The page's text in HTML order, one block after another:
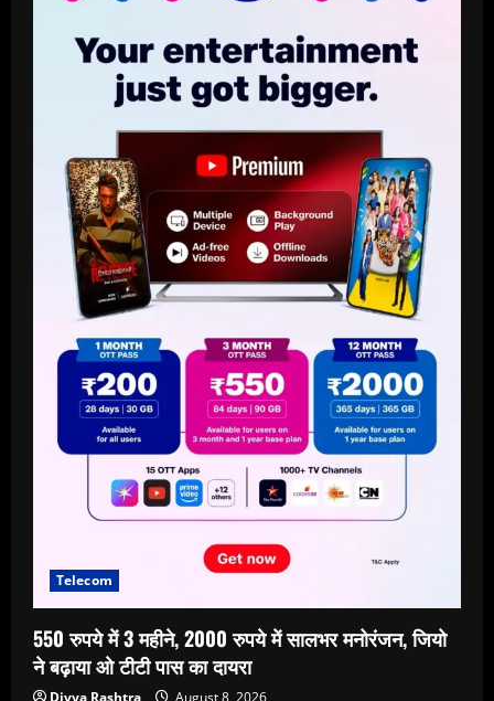
Telecom
550 रुपये में 3 महीने, 2000 रुपये में सालभर मनोरंजन, जियो
ने बढ़ाया ओ टीटी पास का दायरा